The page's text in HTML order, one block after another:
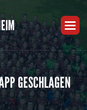
GESCHLAGEN